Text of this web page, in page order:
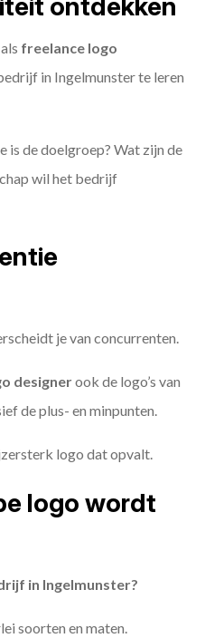
ontdekken
freelance logo
in Ingelmunster te leren
is de doelgroep? Wat zijn de
wil het bedrijf
je van concurrenten.
designerook de logo’s van
de plus- en minpunten.
logo dat opvalt.
logo wordt
in Ingelmunster?
soorten en maten.